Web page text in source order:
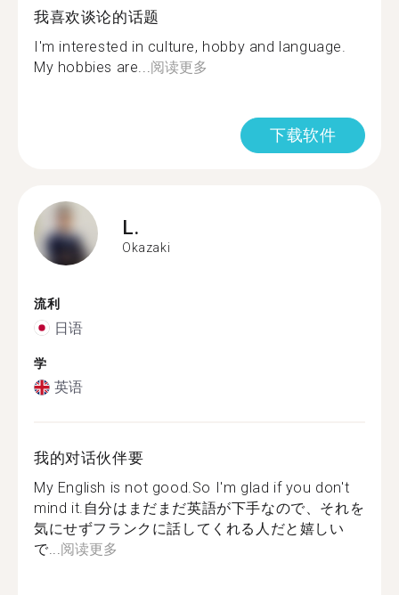
我喜欢谈论的话题
I'm interested in culture, hobby and language.
My hobbies are...阅读更多
下载软件
L.
Okazaki
流利
日语
学
英语
我的对话伙伴要
My English is not good.So I'm glad if you don't
mind it.自分はまだまだ英語が下手なので、それを
気にせずフランクに話してくれる人だと嬉しい
で...阅读更多